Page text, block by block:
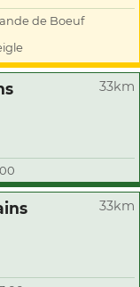
de Boeuf
33km
33km